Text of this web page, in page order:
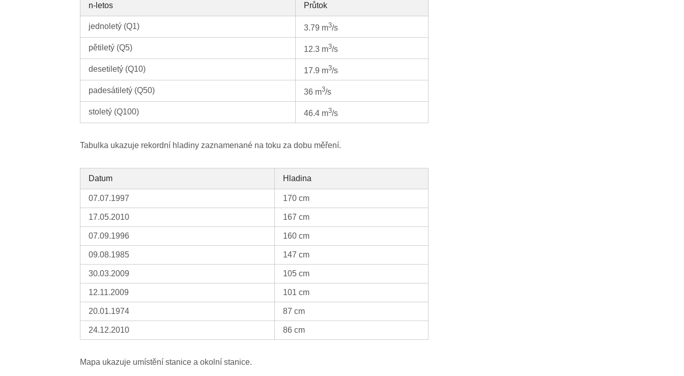
n-letos Průtok
jednoletý (Q1) 3.79 m3/s
pětiletý (Q5) 12.3 m3/s
desetiletý (Q10) 17.9 m3/s
padesátiletý (Q50) 36 m3/s
stoletý (Q100) 46.4 m3/s
Tabulka ukazuje rekordní hladiny zaznamenané na toku za dobu měření.
Datum Hladina
07.07.1997 170 cm
17.05.2010 167 cm
07.09.1996 160 cm
09.08.1985 147 cm
30.03.2009 105 cm
12.11.2009 101 cm
20.01.1974 87 cm
24.12.2010 86 cm
Mapa ukazuje umístění stanice a okolní stanice.
55
8